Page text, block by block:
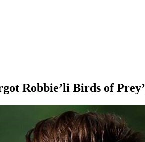
Robbie’li Birds of